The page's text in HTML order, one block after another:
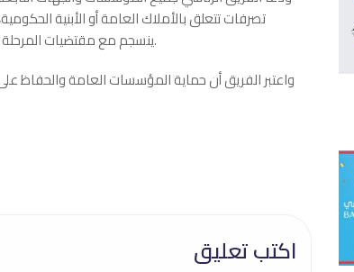
تصرفات تتعلق بالأملاك العامة أو الأبنية
ينسجم مع مقتضيات المرحلة ومتطلبات إنجاح عملية الدمج والحفاظ على مؤسسات الدولة ومقدراتها.
واعتبر الفريق أن حماية المؤسسات العامة والحفاظ
اكتب تعليق